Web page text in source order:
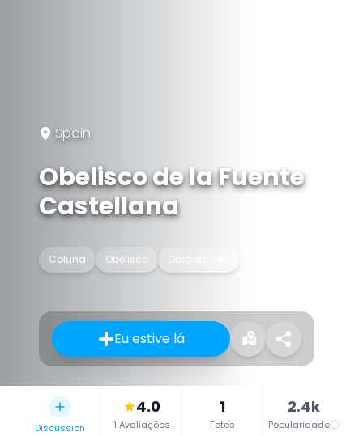
Spain
Obelisco de la Fuente
Castellana
Coluna Obelisco Obra de arte
Eu estive lá
Discussion
4.0
1 Avaliações
1
Fotos
2.4k
Popularidade